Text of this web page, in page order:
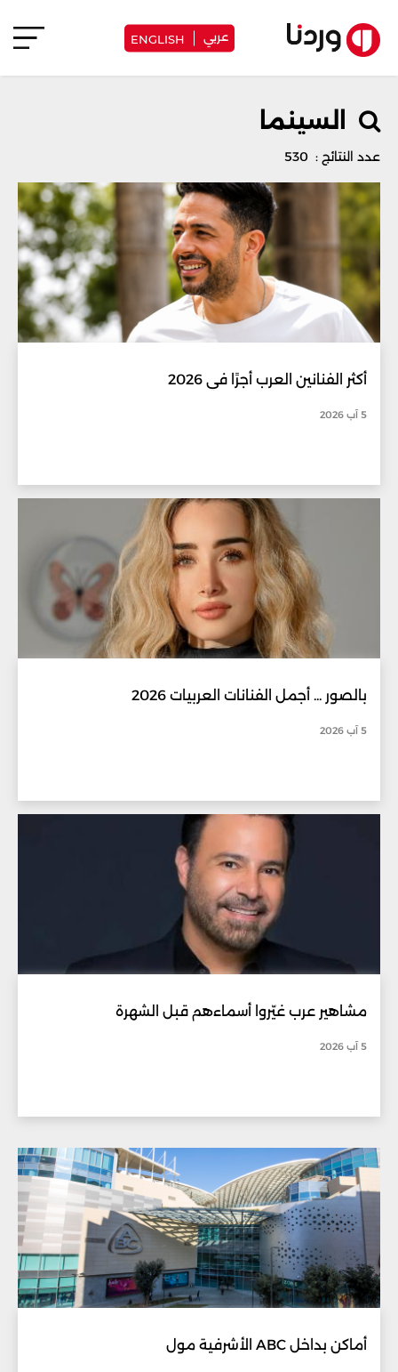
عربي ENGLISH
السينما
عدد النتائج : 530
أكثر الفنانين العرب أجرًا في 2026
5 آب 2026
بالصور ... أجمل الفنانات العربيات 2026
5 آب 2026
مشاهير عرب غيّروا أسماءهم قبل الشهرة
5 آب 2026
أماكن بداخل ABC الأشرفية مول